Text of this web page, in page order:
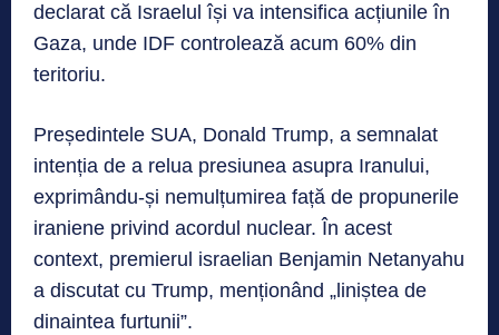
declarat că Israelul își va intensifica acțiunile în
Gaza, unde IDF controlează acum 60% din
teritoriu.
Președintele SUA, Donald Trump, a semnalat
intenția de a relua presiunea asupra Iranului,
exprimându-și nemulțumirea față de propunerile
iraniene privind acordul nuclear. În acest
context, premierul israelian Benjamin Netanyahu
a discutat cu Trump, menționând „liniștea de
dinaintea furtunii”.